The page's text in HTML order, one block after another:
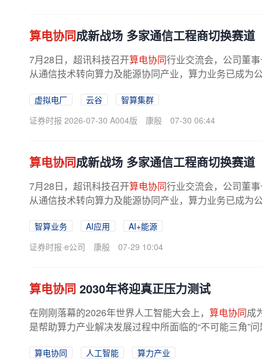
算电协同成新战场 多家通信工程商切换赛道
7月28日，超讯科技召开算电协同行业交流会，公司董
从通信技术转向算力及能源协同产业，算力业务已成为
虚拟电厂 云谷
智算集群
证券时报 2026-07-30 A004版
康殷 07-30 06:44
算电协同成新战场 多家通信工程商切换赛道
7月28日，超讯科技召开算电协同行业交流会，公司董
从通信技术转向算力及能源协同产业，算力业务已成为
智算业务 AI应用
AI+能源
证券时报·e公司
康殷 07-29 10:04
算电协同 2030年将迎真正压力测试
在刚刚落幕的2026年世界人工智能大会上， 算电协同成
是帮助算力产业解决发展过程中所面临的“不可能三角”
算电协同 人工智能
算力产业